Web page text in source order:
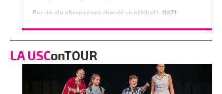
Per de plu nfurmazions cherdé su prëibel l: 0471
o scrì na e-mail a
info@vinaholz.com
LA USConTOUR